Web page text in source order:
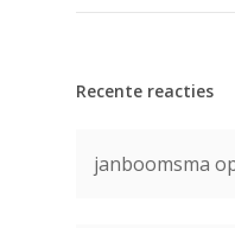
Recente reacties
janboomsma